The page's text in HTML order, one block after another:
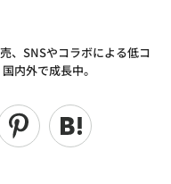
、SNSやコラボによる低コ
内外で成長中。